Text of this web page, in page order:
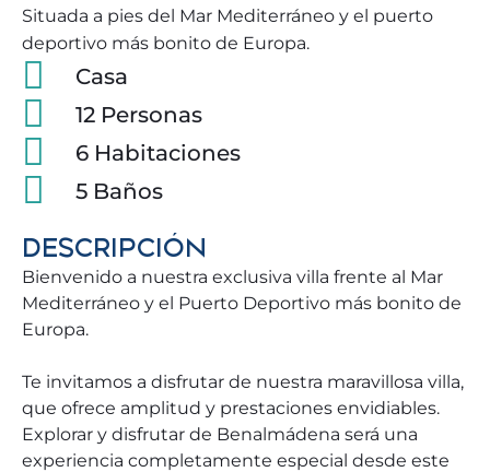
Situada a pies del Mar Mediterráneo y el puerto
deportivo más bonito de Europa.
Casa
12 Personas
6 Habitaciones
5 Baños
DESCRIPCIÓN
Bienvenido a nuestra exclusiva villa frente al Mar
Mediterráneo y el Puerto Deportivo más bonito de
Europa.
Te invitamos a disfrutar de nuestra maravillosa villa,
que ofrece amplitud y prestaciones envidiables.
Explorar y disfrutar de Benalmádena será una
experiencia completamente especial desde este